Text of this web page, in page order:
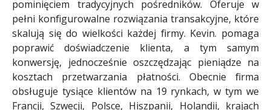
pominięciem tradycyjnych pośredników. Oferuje w
pełni konfigurowalne rozwiązania transakcyjne, które
skalują się do wielkości każdej firmy. Kevin. pomaga
poprawić doświadczenie klienta, a tym samym
konwersję, jednocześnie oszczędzając pieniądze na
kosztach przetwarzania płatności. Obecnie firma
obsługuje tysiące klientów na 19 rynkach, w tym we
Francji, Szwecji, Polsce, Hiszpanii, Holandii, krajach